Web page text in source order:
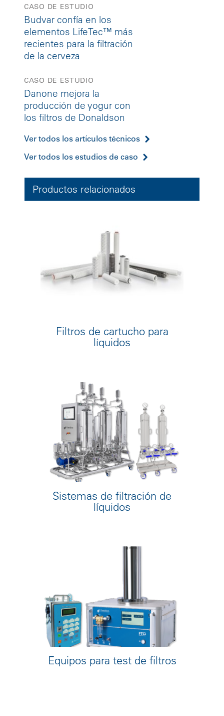
CASO DE ESTUDIO
Budvar confía en los
elementos LifeTec™ más
recientes para la filtración
de la cerveza
CASO DE ESTUDIO
Danone mejora la
producción de yogur con
los filtros de Donaldson
Ver todos los artículos técnicos
Ver todos los estudios de caso
Productos relacionados
Filtros de cartucho para
líquidos
Sistemas de filtración de
líquidos
Equipos para test de filtros